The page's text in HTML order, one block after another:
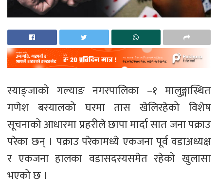
स्याङ्जाको गल्याङ नगरपालिका –१ मालुङ्गास्थित
गणेश बस्यालको घरमा तास खेलिरहेको विशेष
सूचनाको आधारमा प्रहरीले छापा मार्दा सात जना पक्राउ
परेका छन् । पक्राउ परेकामध्ये एकजना पूर्व वडाअध्यक्ष
र एकजना हालका वडासदस्यसमेत रहेको खुलासा
भएको छ ।